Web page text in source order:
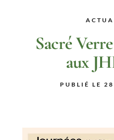
Sacré
aux
PUBLIÉ LE